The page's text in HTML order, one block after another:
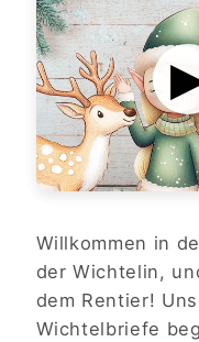
Willkommen in
der Wichtelin,
dem Rentier!
Wichtelbriefe